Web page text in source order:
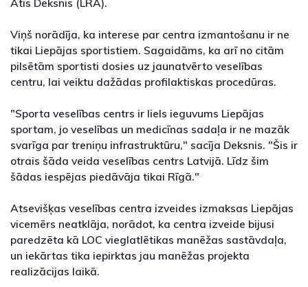
Atis Deksnis (LRA).
Viņš norādīja, ka interese par centra izmantošanu ir ne
tikai Liepājas sportistiem. Sagaidāms, ka arī no citām
pilsētām sportisti dosies uz jaunatvērto veselības
centru, lai veiktu dažādas profilaktiskas procedūras.
"Sporta veselības centrs ir liels ieguvums Liepājas
sportam, jo veselības un medicīnas sadaļa ir ne mazāk
svarīga par treniņu infrastruktūru," sacīja Deksnis. "Šis ir
otrais šāda veida veselības centrs Latvijā. Līdz šim
šādas iespējas piedāvāja tikai Rīgā."
Atsevišķas veselības centra izveides izmaksas Liepājas
vicemērs neatklāja, norādot, ka centra izveide bijusi
paredzēta kā LOC vieglatlētikas manēžas sastāvdaļa,
un iekārtas tika iepirktas jau manēžas projekta
realizācijas laikā.